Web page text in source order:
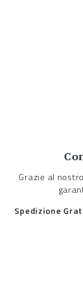
Grazie al
Spedizione